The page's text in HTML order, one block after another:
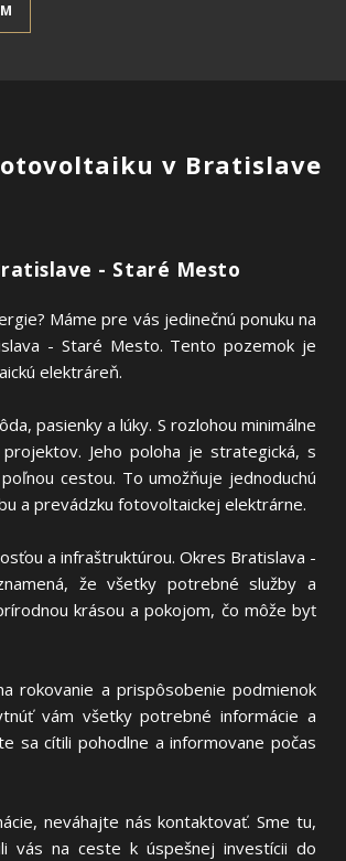
v Bratislave
- Staré Mesto
Máme pre vás jedinečnú ponuku na
- Staré Mesto. Tento pozemok je
elektráreň.
pasienky a lúky. S rozlohou minimálne
Jeho poloha je strategická, s
cestou. To umožňuje jednoduchú
a prevádzku fotovoltaickej elektrárne.
a infraštruktúrou. Okres Bratislava -
že všetky potrebné služby a
krásou a pokojom, čo môže byť
rokovanie a prispôsobenie podmienok
vám všetky potrebné informácie a
sa cítili pohodlne a informovane počas
neváhajte nás kontaktovať. Sme tu,
vás na ceste k úspešnej investícii do